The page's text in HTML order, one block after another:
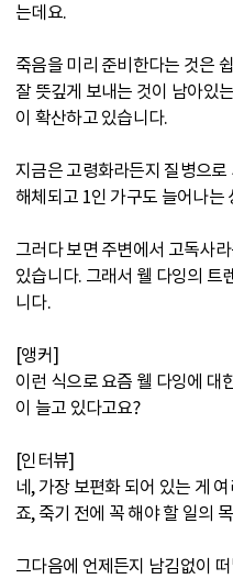
는데요.
죽음을 미리 준비한다는 것은
잘 뜻깊게 보내는 것이 남아있
이 확산하고 있습니다.
지금은 고령화라든지 질병으
해체되고 1인 가구도 늘어나는
그러다 보면 주변에서 고독사
있습니다. 그래서 웰 다잉의 트
니다.
[앵커]
이런 식으로 요즘 웰 다잉에 대
이 늘고 있다고요?
[인터뷰]
네, 가장 보편화 되어 있는 게
죠, 죽기 전에 꼭 해야 할 일의
그다음에 언제든지 남김없이